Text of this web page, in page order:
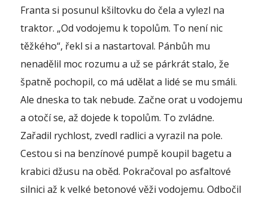
Franta si posunul kšiltovku do čela a vylezl na
traktor. „Od vodojemu k topolům. To není nic
těžkého“, řekl si a nastartoval. Pánbůh mu
nenadělil moc rozumu a už se párkrát stalo, že
špatně pochopil, co má udělat a lidé se mu smáli.
Ale dneska to tak nebude. Začne orat u vodojemu
a otočí se, až dojede k topolům. To zvládne.
Zařadil rychlost, zvedl radlici a vyrazil na pole.
Cestou si na benzínové pumpě koupil bagetu a
krabici džusu na oběd. Pokračoval po asfaltové
silnici až k velké betonové věži vodojemu. Odbočil